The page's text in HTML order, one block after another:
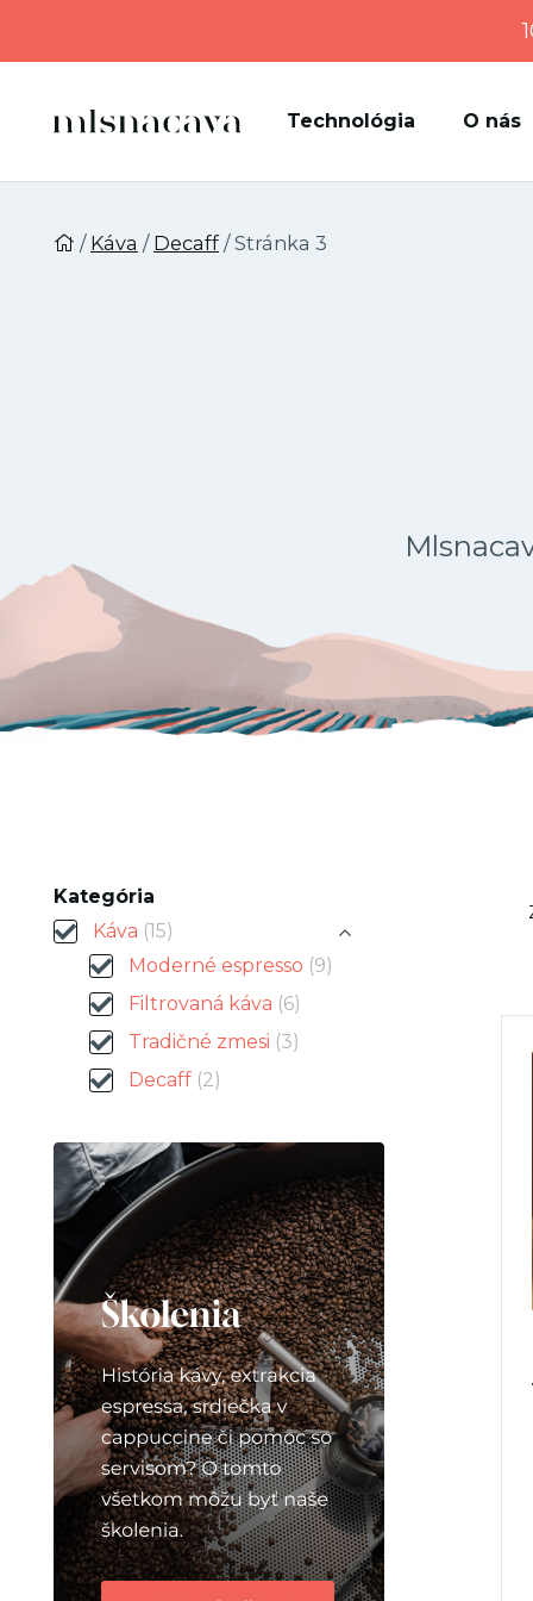
Technológia O nás
/ Káva / Decaff / Stránka 3
Kategória
Káva (15)
Moderné espresso (9)
Filtrovaná káva (6)
Tradičné zmesi (3)
Decaff (2)